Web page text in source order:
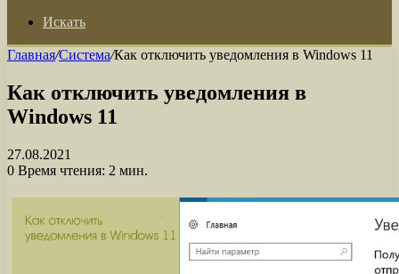
Искать
Главная/Система/Как отключить уведомления в Windows 11
Как отключить уведомления в
Windows 11
27.08.2021
0 Время чтения: 2 мин.